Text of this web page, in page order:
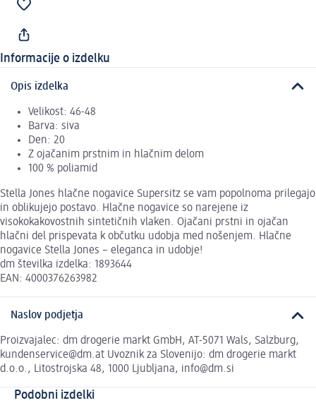
Informacije o izdelku
Opis izdelka
Velikost: 46-48
Barva: siva
Den: 20
Z ojačanim prstnim in hlačnim delom
100 % poliamid
Stella Jones hlačne nogavice Supersitz se vam popolnoma prilegajo
in oblikujejo postavo. Hlačne nogavice so narejene iz
visokokakovostnih sintetičnih vlaken. Ojačani prstni in ojačan
hlačni del prispevata k občutku udobja med nošenjem. Hlačne
nogavice Stella Jones – eleganca in udobje!
dm številka izdelka: 1893644
EAN: 4000376263982
Naslov podjetja
Proizvajalec: dm drogerie markt GmbH, AT-5071 Wals, Salzburg,
kundenservice@dm.at Uvoznik za Slovenijo: dm drogerie markt
d.o.o., Litostrojska 48, 1000 Ljubljana, info@dm.si
Podobni izdelki